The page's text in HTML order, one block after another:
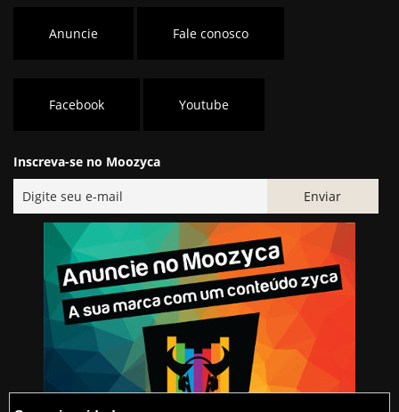
Anuncie Fale conosco
Facebook Youtube
Inscreva-se no Moozyca